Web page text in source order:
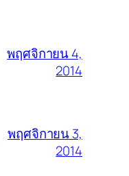
พฤศจิกายน 4,
2014
พฤศจิกายน 3,
2014